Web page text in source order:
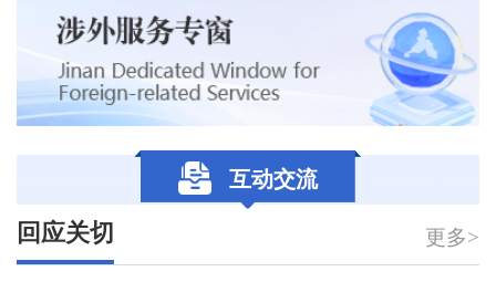
互动交流
回应关切 更多>